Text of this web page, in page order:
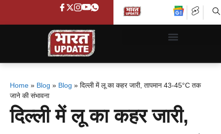
Home » Blog » Blog » दिल्ली में लू का कहर जारी, तापमान 43-45°C तक
जाने की संभावना
दिल्ली में लू का कहर जारी,